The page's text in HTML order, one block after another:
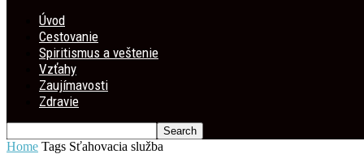
Úvod
Cestovanie
Spiritismus a veštenie
Vzťahy
Zaujímavosti
Zdravie
Home Tags Sťahovacia služba